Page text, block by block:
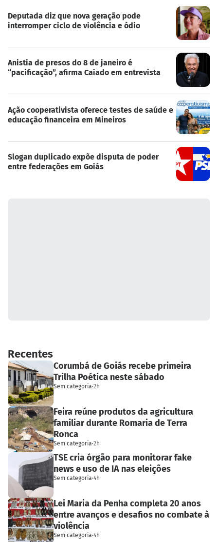
Deputada diz que nova geração pode
interromper ciclo de violência e ódio
Anistia de presos do 8 de janeiro é
“pacificação”, afirma Caiado em entrevista
Ação cooperativista oferece testes de saúde e
educação financeira em Mineiros
Slogan duplicado expõe disputa de poder
entre federações em Goiás
Recentes
Corumbá de Goiás recebe primeira
Trilha Poética neste sábado
Sem categoria·2h
Feira reúne produtos da agricultura
familiar durante Romaria de Terra
Ronca
Sem categoria·2h
TSE cria órgão para monitorar fake
news e uso de IA nas eleições
Sem categoria·4h
Lei Maria da Penha completa 20 anos
entre avanços e desafios no combate à
violência
Sem categoria·4h